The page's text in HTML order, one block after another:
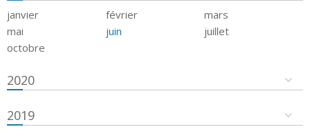
janvier février
mars
mai
juin
juillet
octobre
2020
2019